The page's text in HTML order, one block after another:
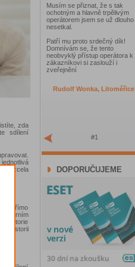
zda
sdílení
zcela
to přímo
horním
historie
historii
Musím se přiznat, že s tak
ochotným a hlavně trpělivým
operátorem jsem se už dlouho
nesetkal.
Patří mu proto srdečný dík!
Domnívám se, že tento
neobvyklý přístup operátora k
zákazníkovi si zaslouží i
zveřejnění
Rudolf Wonka, Litoměřice
#1
DOPORUČUJEME